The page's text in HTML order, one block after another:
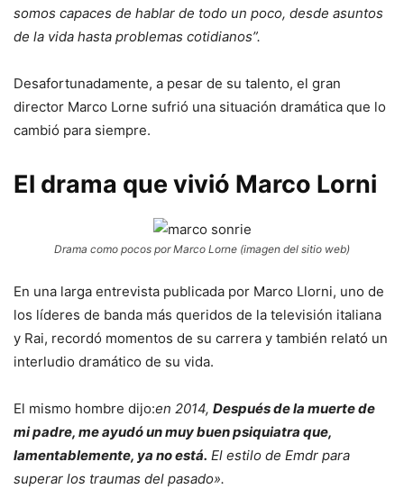
somos capaces de hablar de todo un poco, desde asuntos
de la vida hasta problemas cotidianos”.
Desafortunadamente, a pesar de su talento, el gran
director Marco Lorne sufrió una situación dramática que lo
cambió para siempre.
El drama que vivió Marco Lorni
Drama como pocos por Marco Lorne (imagen del sitio web)
En una larga entrevista publicada por Marco Llorni, uno de
los líderes de banda más queridos de la televisión italiana
y Rai, recordó momentos de su carrera y también relató un
interludio dramático de su vida.
El mismo hombre dijo:en 2014, Después de la muerte de
mi padre, me ayudó un muy buen psiquiatra que,
lamentablemente, ya no está. El estilo de Emdr para
superar los traumas del pasado».